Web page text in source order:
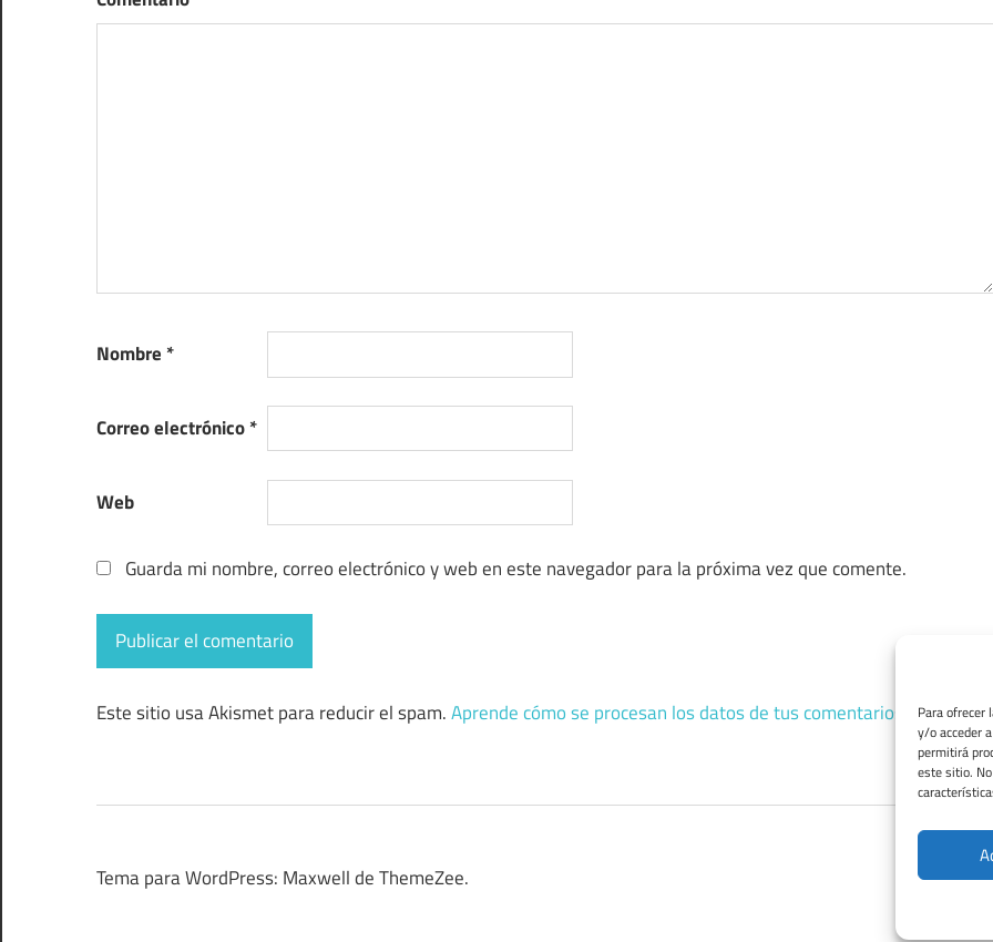
Para ofrecer
y/o acceder
permitirá
este sitio.
Nombre *
Correo electrónico*
Web
Guarda mi nombre, correo electrónico y web en este navegador para la próxima vez que comente.
Este sitio usa Akismet para reducir el spam.Aprende cómo se procesan los datos de tus comentarios.
Tema para WordPress: Maxwell de ThemeZee.